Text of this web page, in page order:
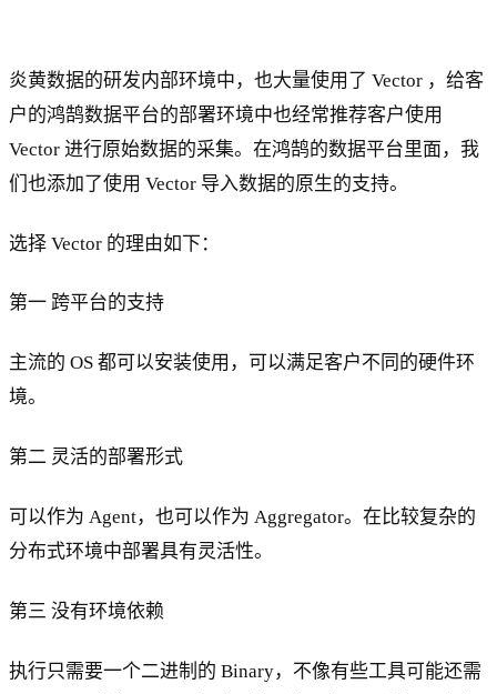
炎黄数据的研发内部环境中，也大量使用了 Vector ，给客
户的鸿鹄数据平台的部署环境中也经常推荐客户使用
Vector 进行原始数据的采集。在鸿鹄的数据平台里面，我
们也添加了使用 Vector 导入数据的原生的支持。
选择 Vector 的理由如下：
第一 跨平台的支持
主流的 OS 都可以安装使用，可以满足客户不同的硬件环
境。
第二 灵活的部署形式
可以作为 Agent，也可以作为 Aggregator。在比较复杂的
分布式环境中部署具有灵活性。
第三 没有环境依赖
执行只需要一个二进制的 Binary，不像有些工具可能还需